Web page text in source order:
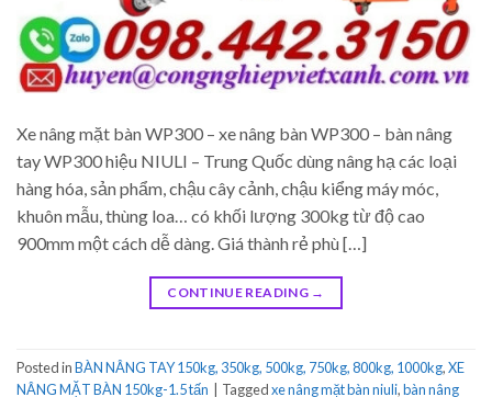
Xe nâng mặt bàn WP300 – xe nâng bàn WP300 – bàn nâng
tay WP300 hiệu NIULI – Trung Quốc dùng nâng hạ các loại
hàng hóa, sản phẩm, chậu cây cảnh, chậu kiểng máy móc,
khuôn mẫu, thùng loa… có khối lượng 300kg từ độ cao
900mm một cách dễ dàng. Giá thành rẻ phù […]
CONTINUE READING →
Posted inBÀN NÂNG TAY 150kg, 350kg, 500kg, 750kg, 800kg, 1000kg,XE
NÂNG MẶT BÀN 150kg-1.5 tấn
Taggedxe nâng mặt bàn niuli,bàn nâng